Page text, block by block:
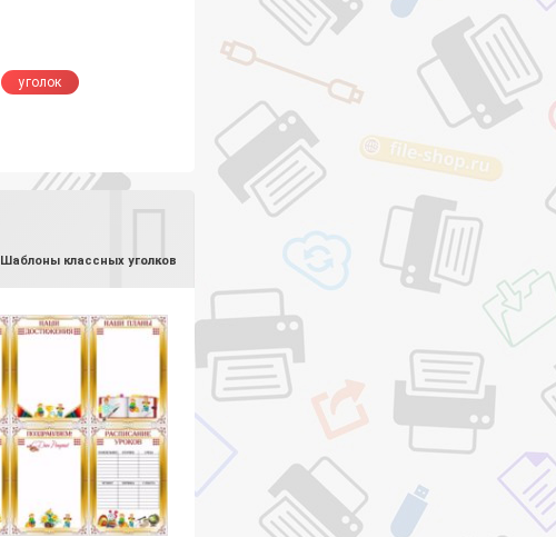
уголок
Шаблоны классных уголков